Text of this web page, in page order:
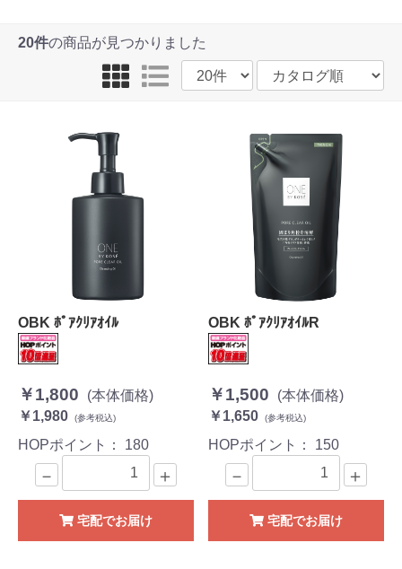
20件の商品が見つかりました
OBK ﾎﾟｱｸﾘｱｵｲﾙ
￥1,800
(本体価格)
￥1,980
(参考税込)
HOPポイント： 180
－ ＋
宅配でお届け
OBK ﾎﾟｱｸﾘｱｵｲﾙR
￥1,500
(本体価格)
￥1,650
(参考税込)
HOPポイント： 150
－ ＋
宅配でお届け